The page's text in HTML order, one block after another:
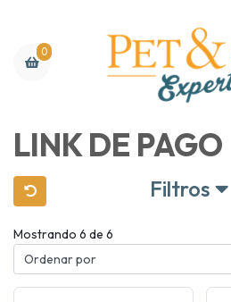
0
LINK DE PAGO
Filtros
Mostrando 6 de 6